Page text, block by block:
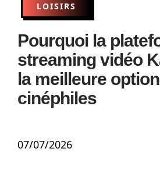
LOISIRS
Pourquoi la
streaming vidéo
la meilleure
cinéphiles
07/07/2026